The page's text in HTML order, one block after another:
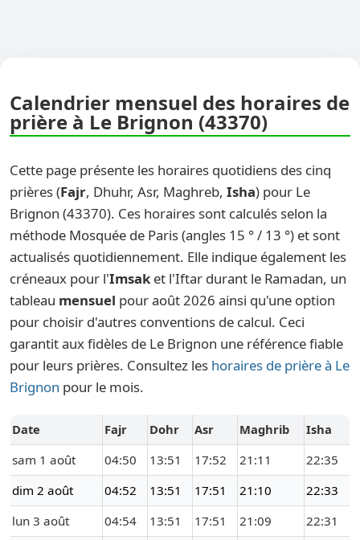
Calendrier mensuel des horaires de
prière à Le Brignon (43370)
Cette page présente les horaires quotidiens des cinq
prières (Fajr, Dhuhr, Asr, Maghreb, Isha) pour Le
Brignon (43370). Ces horaires sont calculés selon la
méthode Mosquée de Paris (angles 15 ° / 13 °) et sont
actualisés quotidiennement. Elle indique également les
créneaux pour l'Imsak et l'Iftar durant le Ramadan, un
tableau mensuel pour août 2026 ainsi qu'une option
pour choisir d'autres conventions de calcul. Ceci
garantit aux fidèles de Le Brignon une référence fiable
pour leurs prières. Consultez les horaires de prière à Le
Brignon pour le mois.
Date Fajr Dohr Asr Maghrib
Isha
sam 1 août
04:50 13:51 17:52 21:11
22:35
dim 2 août
04:52 13:51 17:51 21:10
22:33
lun 3 août
04:54 13:51 17:51 21:09
22:31